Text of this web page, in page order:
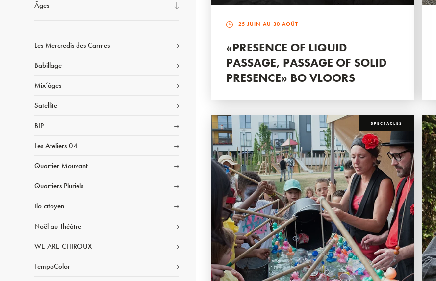
Âges
Les Mercredis des Carmes
Babillage
Mix’âges
Satellite
BIP
Les Ateliers 04
Quartier Mouvant
Quartiers Pluriels
Ilo citoyen
Noël au Théâtre
WE ARE CHIROUX
TempoColor
25 JUIN AU 30 AOÛT
«PRESENCE OF LIQUID
PASSAGE, PASSAGE OF SOLID
PRESENCE» BO VLOORS
SPECTACLES